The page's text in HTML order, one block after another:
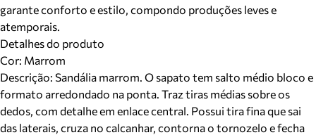
garante conforto e estilo, compondo produções leves e
atemporais.
Detalhes do produto
Cor: Marrom
Descrição: Sandália marrom. O sapato tem salto médio bloco e
formato arredondado na ponta. Traz tiras médias sobre os
dedos, com detalhe em enlace central. Possui tira fina que sai
das laterais, cruza no calcanhar, contorna o tornozelo e fecha